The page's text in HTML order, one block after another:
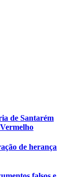
de Santarém
de herança